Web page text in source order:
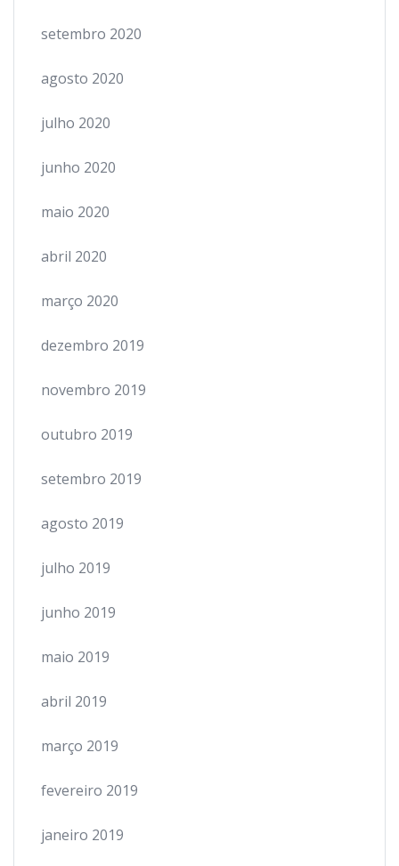
setembro 2020
agosto 2020
julho 2020
junho 2020
maio 2020
abril 2020
março 2020
dezembro 2019
novembro 2019
outubro 2019
setembro 2019
agosto 2019
julho 2019
junho 2019
maio 2019
abril 2019
março 2019
fevereiro 2019
janeiro 2019